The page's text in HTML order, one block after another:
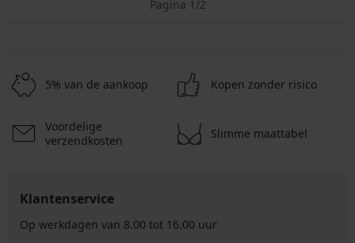
Pagina 1/2
5% van de aankoop Kopen zonder risico
Voordelige
verzendkosten
Slimme maattabel
Klantenservice
Op werkdagen van 8.00 tot 16.00 uur